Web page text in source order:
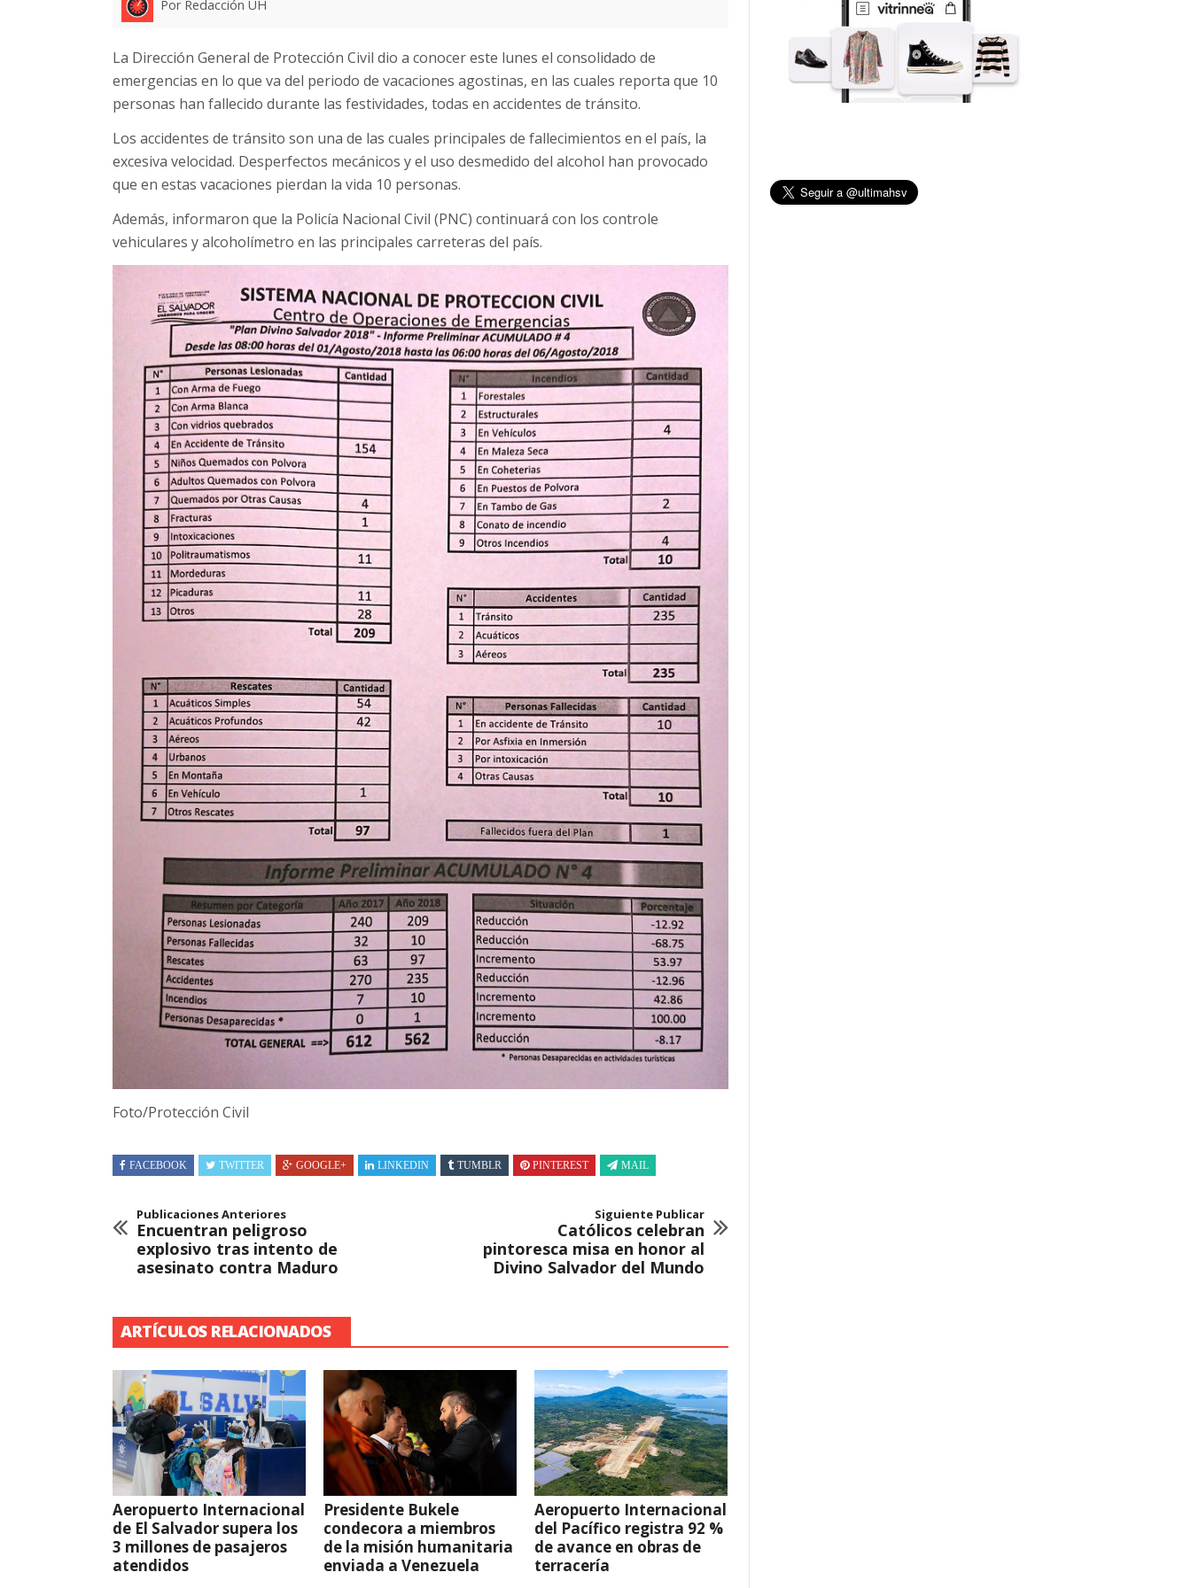
Por Redacción UH
La Dirección General de Protección Civil dio a conocer este lunes el consolidado de
emergencias en lo que va del periodo de vacaciones agostinas, en las cuales reporta que 10
personas han fallecido durante las festividades, todas en accidentes de tránsito.
Los accidentes de tránsito son una de las cuales principales de fallecimientos en el país, la
excesiva velocidad. Desperfectos mecánicos y el uso desmedido del alcohol han provocado
que en estas vacaciones pierdan la vida 10 personas.
Además, informaron que la Policía Nacional Civil (PNC) continuará con los controle
vehiculares y alcoholímetro en las principales carreteras del país.
Foto/Protección Civil
FACEBOOK TWITTER GOOGLE+ LINKEDIN TUMBLR PINTEREST MAIL
Publicaciones Anteriores
Encuentran peligroso
explosivo tras intento de
asesinato contra Maduro
Siguiente Publicar
Católicos celebran
pintoresca misa en honor al
Divino Salvador del Mundo
ARTÍCULOS RELACIONADOS
Aeropuerto Internacional
de El Salvador supera los
3 millones de pasajeros
atendidos
Presidente Bukele
condecora a miembros
de la misión humanitaria
enviada a Venezuela
Aeropuerto Internacional
del Pacífico registra 92 %
de avance en obras de
terracería